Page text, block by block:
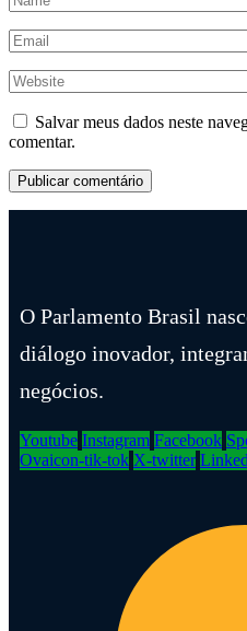
Salvar meus dados neste
comentar.
O Parlamento Brasil
diálogo inovador,
negócios.
Youtube Instagram Facebook
Ovaicon-tik-tok X-twitter